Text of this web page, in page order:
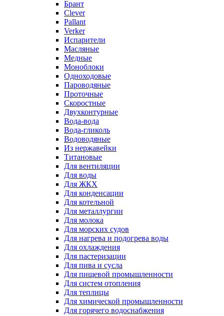
Брант
Clever
Pallant
Verker
Испарители
Масляные
Медные
Моноблоки
Одноходовые
Пароводяные
Проточные
Скоростные
Двухконтурные
Вода-вода
Вода-гликоль
Водоводяные
Из нержавейки
Титановые
Для вентиляции
Для воды
Для ЖКХ
Для конденсации
Для котельной
Для металлургии
Для молока
Для морских судов
Для нагрева и подогрева воды
Для охлаждения
Для пастеризации
Для пива и сусла
Для пищевой промышленности
Для систем отопления
Для теплицы
Для химической промышленности
Для горячего водоснабжения